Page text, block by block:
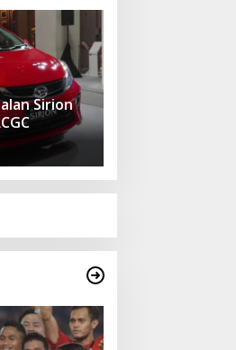
Sirion